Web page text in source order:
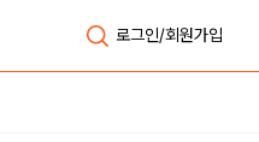
로그인/회원가입